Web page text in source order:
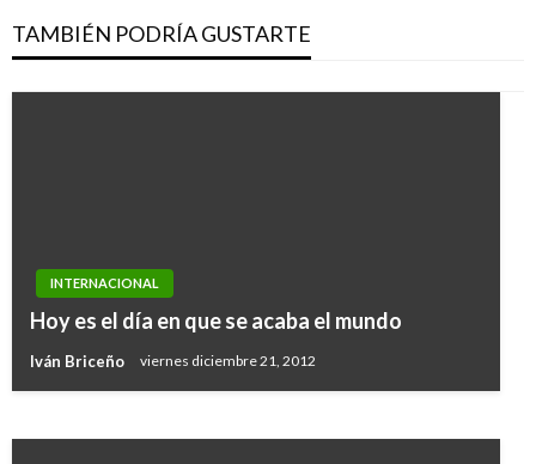
TAMBIÉN PODRÍA GUSTARTE
INTERNACIONAL
Hoy es el día en que se acaba el mundo
Iván Briceño viernes diciembre 21, 2012
Puigdemont niega que busca asilo en Bélgica y
acepta como un reto elecciones del 21 de